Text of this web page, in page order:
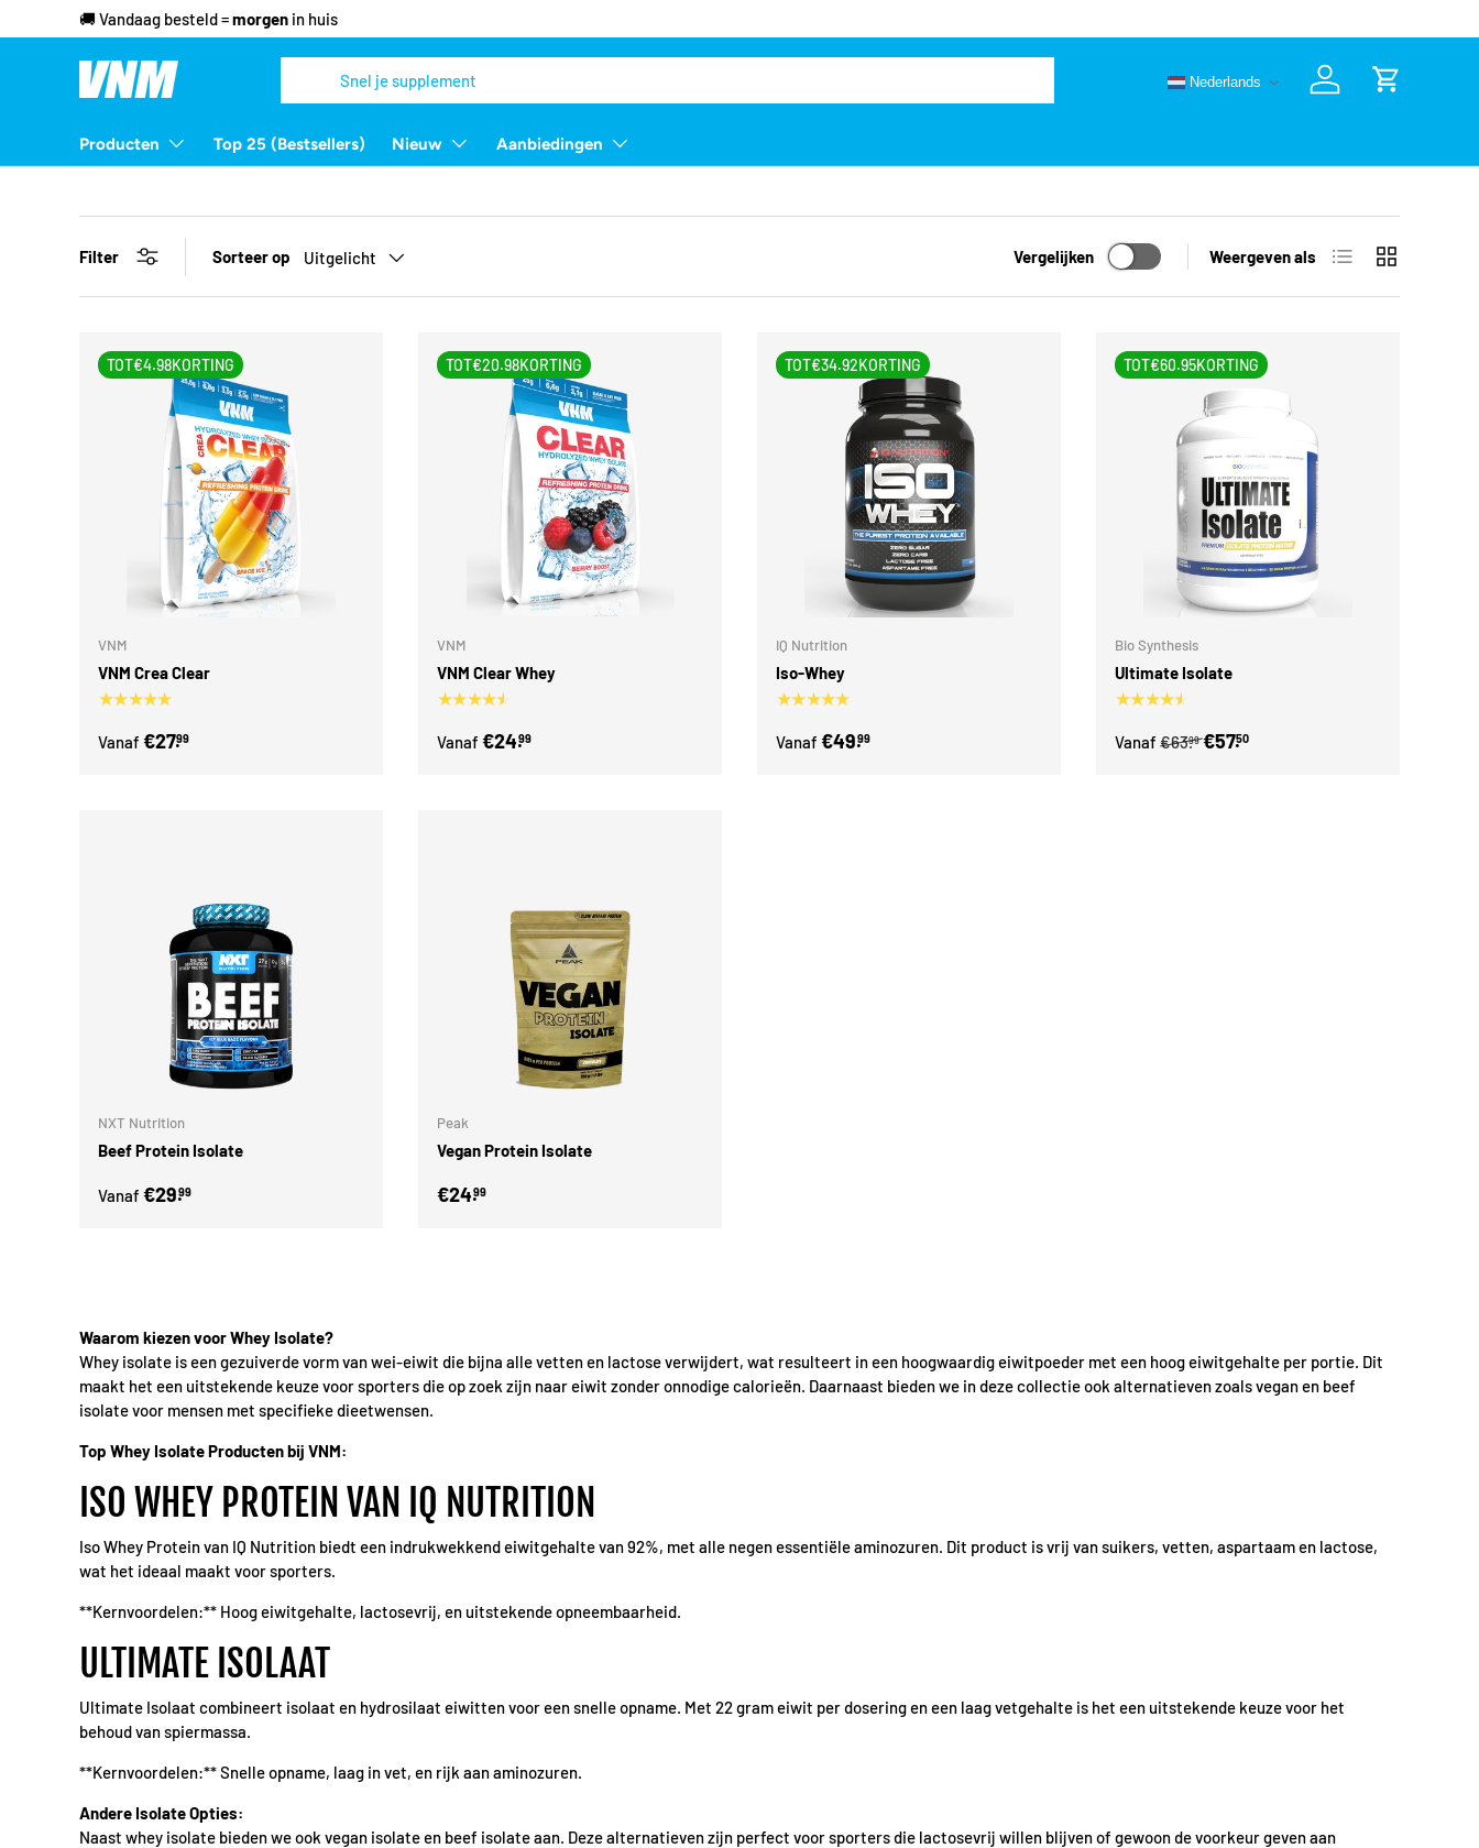
Ga naar inhoud
Zoeken
Inloggen
Nederlands
Producten Top 25 (Bestsellers) Nieuw Aanbiedingen
Filter Sorteer op Uitgelicht Vergelijken Weergeven als Lijst Raster
TOT€4.98KORTING
VNM
VNM Crea Clear
★★★★★
Vanaf €27.99
TOT€20.98KORTING
VNM
VNM Clear Whey
★★★★★
Vanaf €24.99
TOT€34.92KORTING
IQ Nutrition
Iso-Whey
★★★★★
Vanaf €49.99
TOT€60.95KORTING
Bio Synthesis
Ultimate Isolate
★★★★★
Vanaf €63.99 €57.50
NXT Nutrition
Beef Protein Isolate
Vanaf €29.99
Peak
Vegan Protein Isolate
€24.99
Waarom kiezen voor Whey Isolate?
Whey isolate is een gezuiverde vorm van wei-eiwit die bijna alle vetten en lactose verwijdert, wat resulteert in een hoogwaardig eiwitpoeder met een hoog eiwitgehalte per portie. Dit
maakt het een uitstekende keuze voor sporters die op zoek zijn naar eiwit zonder onnodige calorieën. Daarnaast bieden we in deze collectie ook alternatieven zoals vegan en beef
isolate voor mensen met specifieke dieetwensen.
Top Whey Isolate Producten bij VNM:
ISO WHEY PROTEIN VAN IQ NUTRITION
Iso Whey Protein van IQ Nutrition biedt een indrukwekkend eiwitgehalte van 92%, met alle negen essentiële aminozuren. Dit product is vrij van suikers, vetten, aspartaam en lactose,
wat het ideaal maakt voor sporters.
**Kernvoordelen:** Hoog eiwitgehalte, lactosevrij, en uitstekende opneembaarheid.
ULTIMATE ISOLAAT
Ultimate Isolaat combineert isolaat en hydrosilaat eiwitten voor een snelle opname. Met 22 gram eiwit per dosering en een laag vetgehalte is het een uitstekende keuze voor het
behoud van spiermassa.
**Kernvoordelen:** Snelle opname, laag in vet, en rijk aan aminozuren.
Andere Isolate Opties:
Naast whey isolate bieden we ook vegan isolate en beef isolate aan. Deze alternatieven zijn perfect voor sporters die lactosevrij willen blijven of gewoon de voorkeur geven aan